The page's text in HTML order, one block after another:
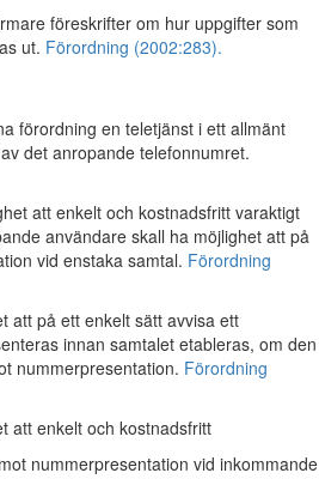
föreskrifter om hur uppgifter som
ut. Förordning (2002:283).
förordning en teletjänst i ett allmänt
det anropande telefonnumret.
att enkelt och kostnadsfritt varaktigt
användare skall ha möjlighet att på
vid enstaka samtal. Förordning
att på ett enkelt sätt avvisa ett
innan samtalet etableras, om den
nummerpresentation. Förordning
att enkelt och kostnadsfritt
nummerpresentation vid inkommande